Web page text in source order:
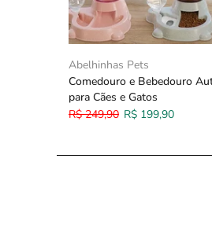
Abelhinhas Pets
Comedouro e Bebedouro
para Cães e Gatos
R$ 249,90 R$ 199,90